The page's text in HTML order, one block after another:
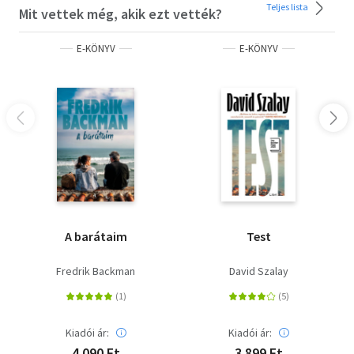
Mit vettek még, akik ezt vették? Teljes lista
E-KÖNYV
A barátaim
Fredrik Backman
Kiadói ár:
E-KÖNYV
Test
David Szalay
Kiadói ár: